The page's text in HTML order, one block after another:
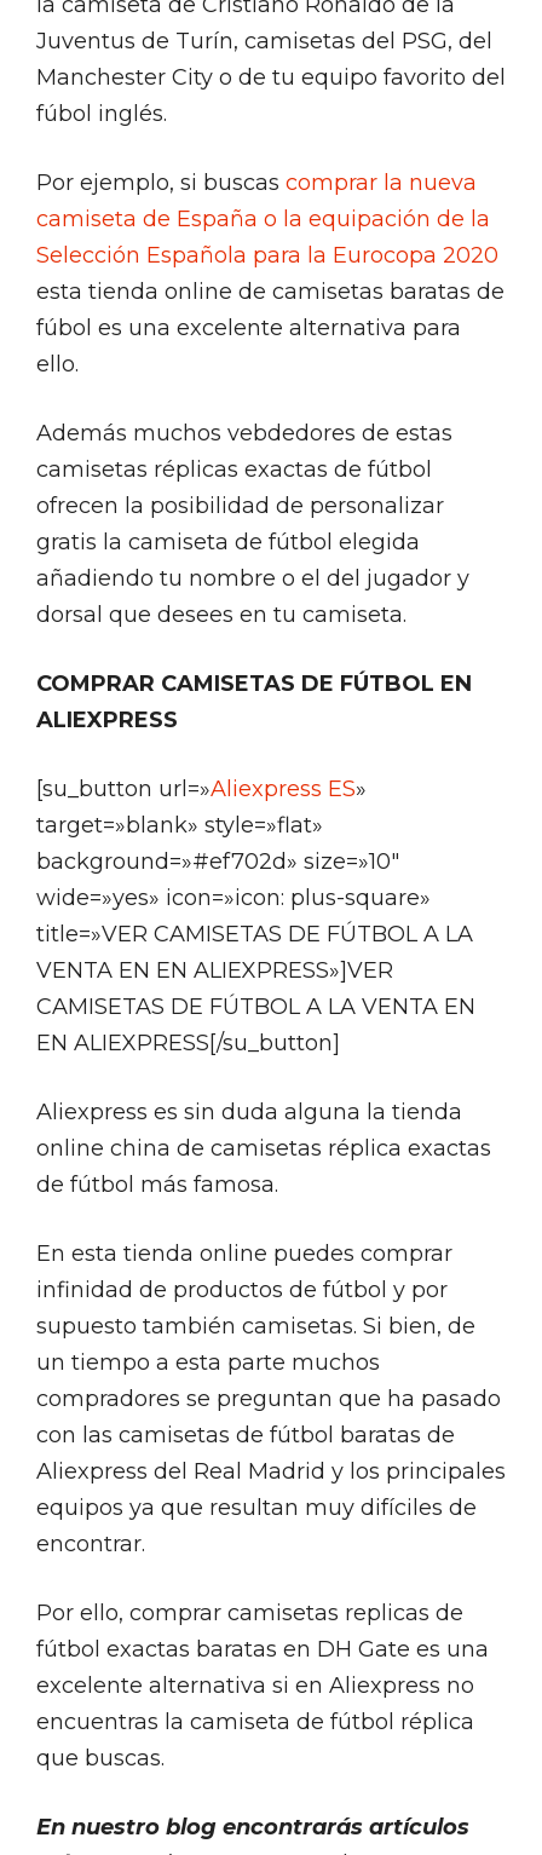
Juventus de Turín, camisetas del PSG, del
Manchester City o de tu equipo favorito del
fúbol inglés.
Por ejemplo, si buscas comprar la nueva
camiseta de España o la equipación de la
Selección Española para la Eurocopa 2020
esta tienda online de camisetas baratas de
fúbol es una excelente alternativa para
ello.
Además muchos vebdedores de estas
camisetas réplicas exactas de fútbol
ofrecen la posibilidad de personalizar
gratis la camiseta de fútbol elegida
añadiendo tu nombre o el del jugador y
dorsal que desees en tu camiseta.
COMPRAR CAMISETAS DE FÚTBOL EN
ALIEXPRESS
[su_button url=»Aliexpress ES»
target=»blank» style=»flat»
background=»#ef702d» size=»10″
wide=»yes» icon=»icon: plus-square»
title=»VER CAMISETAS DE FÚTBOL A LA
VENTA EN EN ALIEXPRESS»]VER
CAMISETAS DE FÚTBOL A LA VENTA EN
EN ALIEXPRESS[/su_button]
Aliexpress es sin duda alguna la tienda
online china de camisetas réplica exactas
de fútbol más famosa.
En esta tienda online puedes comprar
infinidad de productos de fútbol y por
supuesto también camisetas. Si bien, de
un tiempo a esta parte muchos
compradores se preguntan que ha pasado
con las camisetas de fútbol baratas de
Aliexpress del Real Madrid y los principales
equipos ya que resultan muy difíciles de
encontrar.
Por ello, comprar camisetas replicas de
fútbol exactas baratas en DH Gate es una
excelente alternativa si en Aliexpress no
encuentras la camiseta de fútbol réplica
que buscas.
En nuestro blog encontrarás artículos